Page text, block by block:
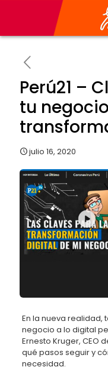
Perú21 –
tu
julio 16, 2020
En la nueva realidad,
negocio a lo digital
Ernesto Kruger, CEO
qué pasos seguir y
necesidad.